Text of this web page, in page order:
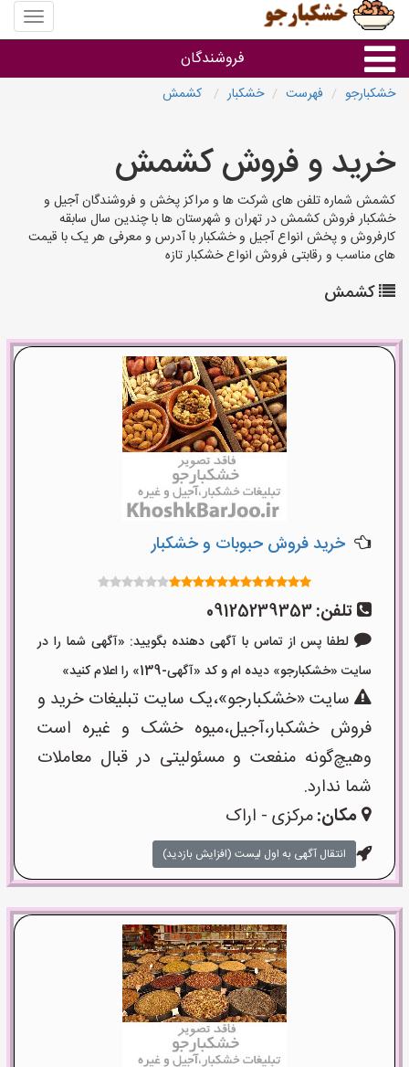
منوی
سایت
فروشندگان
فروشنده های استان ها
خشکبارجو فهرست خشکبار کشمش
خرید و فروش کشمش
کشمش شماره تلفن های شرکت ها و مراکز پخش و فروشندگان آجیل و
خشکبار فروش کشمش در تهران و شهرستان ها با چندین سال سابقه
کارفروش و پخش انواع آجیل و خشکبار با آدرس و معرفی هر یک با قیمت
های مناسب و رقابتی فروش انواع خشکبار تازه
کشمش
خرید فروش حبوبات و خشکبار
تلفن:09125239353
لطفا پس از تماس با آگهی دهنده بگویید: «آگهی شما را در
سایت «خشکبارجو» دیده ام و کد «آگهی-139» را اعلام کنید»
سایت «خشکبارجو»،یک سایت تبلیغات خرید و
فروش خشکبار،آجیل،میوه خشک و غیره است
وهیچ‌گونه منفعت و مسئولیتی در قبال معاملات
شما ندارد.
مکان:مرکزی - اراک
انتقال آگهی به اول لیست (افزایش بازدید)